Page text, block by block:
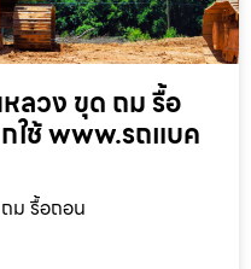
ลวง ขุด ถม รื้อ
ใช้ www.รถแบค
ม รื้อถอน